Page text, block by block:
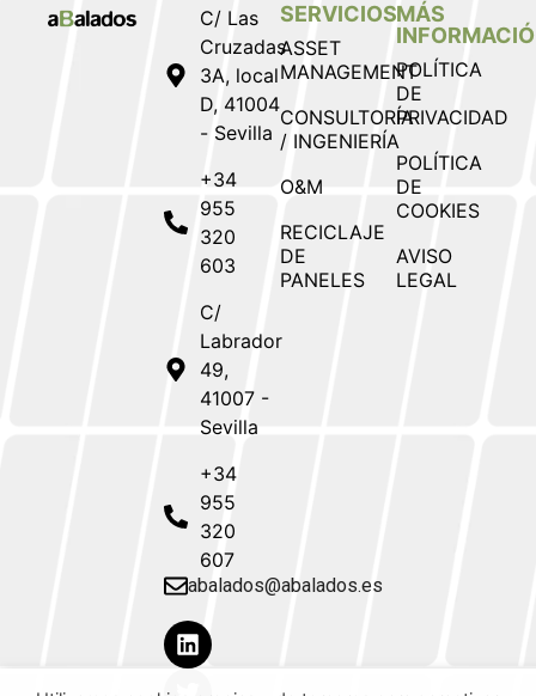
C/ Las
Cruzadas
3A, local
D, 41004
- Sevilla
+34
955
320
603
C/
Labrador
49,
41007 -
Sevilla
+34
955
320
607
abalados@abalados.es
SERVICIOS
ASSET
MANAGEMENT
CONSULTORÍA
/ INGENIERÍA
O&M
RECICLAJE
DE
PANELES
MÁS
POLÍTICA
DE
PRIVACIDAD
POLÍTICA
DE
COOKIES
AVISO
LEGAL